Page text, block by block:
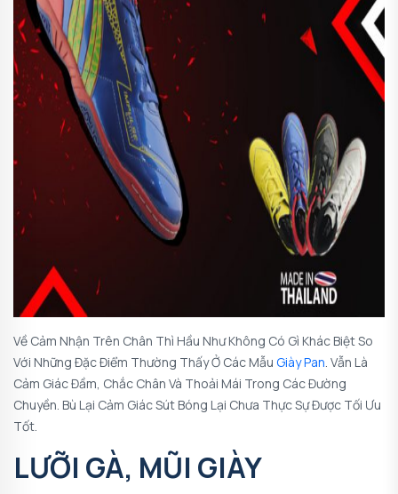
Về Cảm Nhận Trên Chân Thì Hầu Như Không Có Gì Khác Biệt So
Với Những Đặc Điểm Thường Thấy Ở Các Mẫu Giày Pan . Vẫn Là
Cảm Giác Đầm, Chắc Chân Và Thoải Mái Trong Các Đường
Chuyền. Bù Lại Cảm Giác Sút Bóng Lại Chưa Thực Sự Được Tối Ưu
Tốt.
LƯỠI GÀ, MŨI GIÀY